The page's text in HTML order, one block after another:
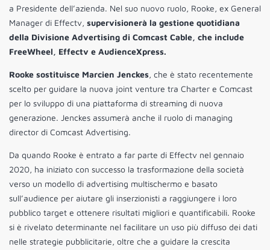
a Presidente dell’azienda. Nel suo nuovo ruolo, Rooke, ex General
Manager di Effectv, supervisionerà la gestione quotidiana
della Divisione Advertising di Comcast Cable, che include
FreeWheel, Effectv e AudienceXpress.
Rooke sostituisce Marcien Jenckes, che è stato recentemente
scelto per guidare la nuova joint venture tra Charter e Comcast
per lo sviluppo di una piattaforma di streaming di nuova
generazione. Jenckes assumerà anche il ruolo di managing
director di Comcast Advertising.
Da quando Rooke è entrato a far parte di Effectv nel gennaio
2020, ha iniziato con successo la trasformazione della società
verso un modello di advertising multischermo e basato
sull’audience per aiutare gli inserzionisti a raggiungere i loro
pubblico target e ottenere risultati migliori e quantificabili. Rooke
si è rivelato determinante nel facilitare un uso più diffuso dei dati
nelle strategie pubblicitarie, oltre che a guidare la crescita